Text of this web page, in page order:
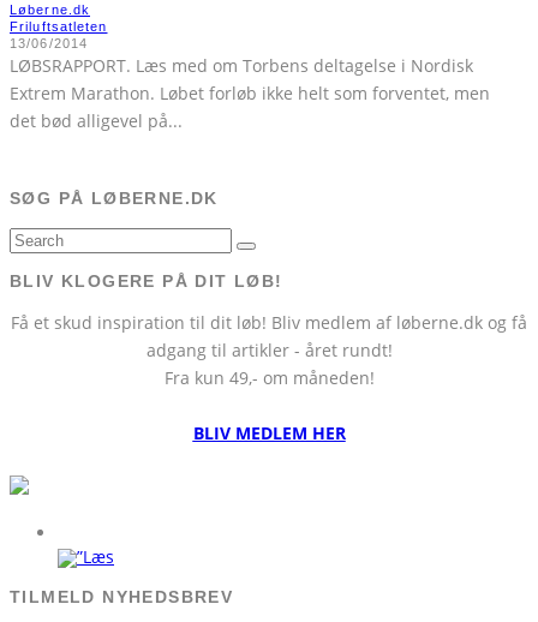
Løberne.dk
Friluftsatleten
13/06/2014
LØBSRAPPORT. Læs med om Torbens deltagelse i Nordisk
Extrem Marathon. Løbet forløb ikke helt som forventet, men
det bød alligevel på...
SØG PÅ LØBERNE.DK
BLIV KLOGERE PÅ DIT LØB!
Få et skud inspiration til dit løb! Bliv medlem af løberne.dk og få
adgang til artikler - året rundt!
Fra kun 49,- om måneden!
BLIV MEDLEM HER
TILMELD NYHEDSBREV